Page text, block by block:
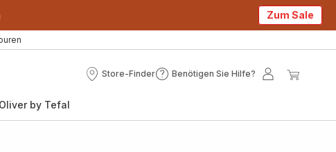
Zum Sale
Store-Finder
Store-
Benötigen Sie Hilfe?
Benötigen
Mein
by Tefal